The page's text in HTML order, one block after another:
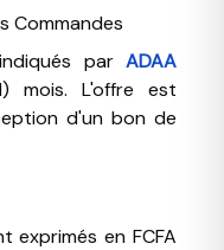
Commandes
par ADAA
mois. L'offre est
d'un bon de
exprimés en FCFA